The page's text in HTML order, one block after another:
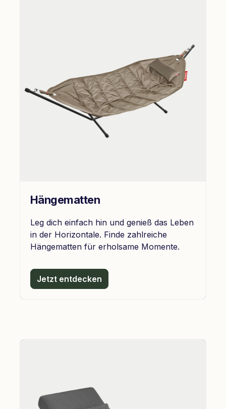
Hängematten
Leg dich einfach hin und genieß das Leben
in der Horizontale. Finde zahlreiche
Hängematten für erholsame Momente.
Jetzt entdecken